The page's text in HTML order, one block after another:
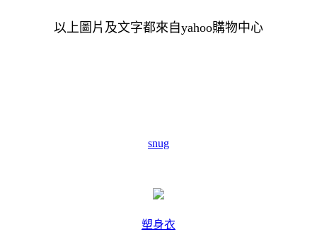
以上圖片及文字都來自yahoo購物中心
snug
塑身衣